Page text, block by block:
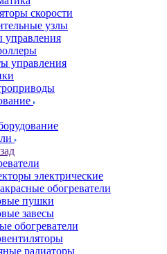
скорости
узлы
управления
электрические
обогреватели
пушки
завесы
обогреватели
радиаторы